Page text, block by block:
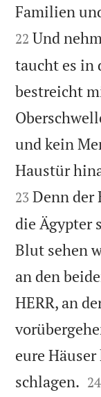
Familien
22 Und
taucht es in
bestreicht
und kein
Haustür
23 Denn der
die Ägypter
Blut sehen
an den
HERR, an
eure
schlagen. 

24